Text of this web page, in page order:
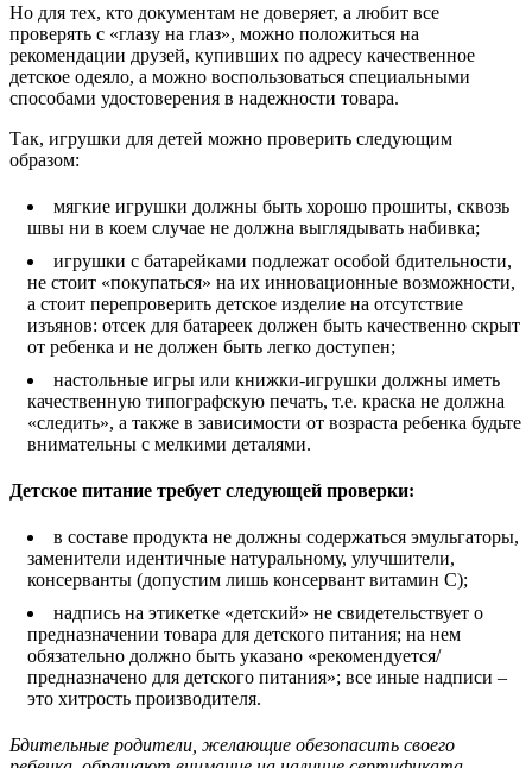
Но для тех, кто документам не доверяет, а любит все
проверять с «глазу на глаз», можно положиться на
рекомендации друзей, купивших по адресу качественное
детское одеяло, а можно воспользоваться специальными
способами удостоверения в надежности товара.
Так, игрушки для детей можно проверить следующим
образом:
мягкие игрушки должны быть хорошо прошиты, сквозь
швы ни в коем случае не должна выглядывать набивка;
игрушки с батарейками подлежат особой бдительности,
не стоит «покупаться» на их инновационные возможности,
а стоит перепроверить детское изделие на отсутствие
изъянов: отсек для батареек должен быть качественно скрыт
от ребенка и не должен быть легко доступен;
настольные игры или книжки-игрушки должны иметь
качественную типографскую печать, т.е. краска не должна
«следить», а также в зависимости от возраста ребенка будьте
внимательны с мелкими деталями.
Детское питание требует следующей проверки:
в составе продукта не должны содержаться эмульгаторы,
заменители идентичные натуральному, улучшители,
консерванты (допустим лишь консервант витамин С);
надпись на этикетке «детский» не свидетельствует о
предназначении товара для детского питания; на нем
обязательно должно быть указано «рекомендуется/
предназначено для детского питания»; все иные надписи –
это хитрость производителя.
Бдительные родители, желающие обезопасить своего